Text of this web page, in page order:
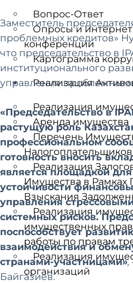
Вопрос-Ответ
Опросы и интернет
конференции
Картограмма
Реализация
Реализация
Аренда имущества
Перечень
Налогоплательщиков
Реализация
Имущества в Рамках
Взыскания
Реализация
имущественных
работы по правам
Реализация
организаций
Заместитель
проблемных кредитов»
что председательство в
институционального
управления
«Председательство в
растущую роль
профессиональном
готовность вносить
является площадкой
устойчивости
управления
системных рисков.
поспособствует
взаимодействия и
странами-участницами»,
Байгазиев.